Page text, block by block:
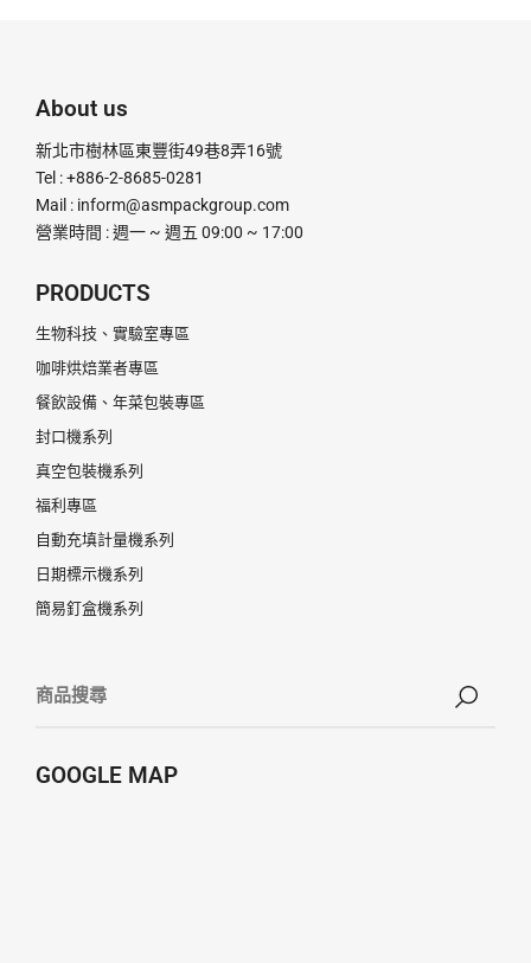
計量分裝機 超音波釘盒機
連續式封口機 釘盒機
About us
新北市樹林區東豐街49巷8弄16號
Tel : +886-2-8685-0281
Mail : inform@asmpackgroup.com
營業時間 : 週一 ~ 週五 09:00 ~ 17:00
PRODUCTS
生物科技、實驗室專區
咖啡烘焙業者專區
餐飲設備、年菜包裝專區
封口機系列
真空包裝機系列
福利專區
自動充填計量機系列
日期標示機系列
簡易釘盒機系列
GOOGLE MAP